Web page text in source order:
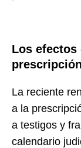
Los efectos
prescripción
La reciente
a la
a testigos y
calendario